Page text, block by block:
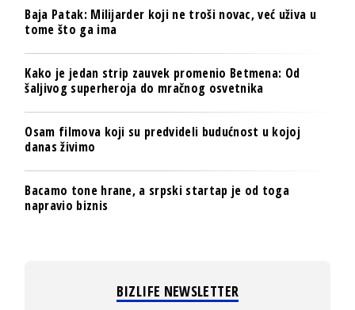
Baja Patak: Milijarder koji ne troši novac, već uživa u
tome što ga ima
Kako je jedan strip zauvek promenio Betmena: Od
šaljivog superheroja do mračnog osvetnika
Osam filmova koji su predvideli budućnost u kojoj
danas živimo
Bacamo tone hrane, a srpski startap je od toga
napravio biznis
BIZLIFE NEWSLETTER